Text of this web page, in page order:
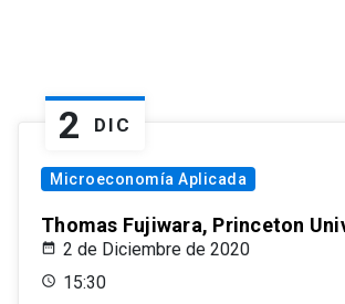
2 DIC
Microeconomía Aplicada
Thomas Fujiwara, Princeton
2 de Diciembre de 2020
15:30